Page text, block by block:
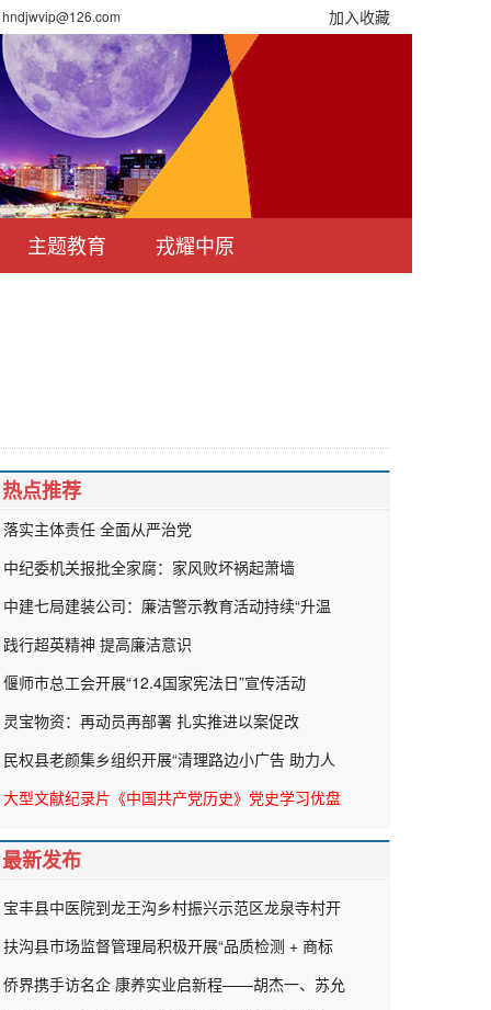
加入收藏
主题教育 戎耀中原
热点推荐
落实主体责任 全面从严治党
中纪委机关报批全家腐：家风败坏祸起萧墙
中建七局建装公司：廉洁警示教育活动持续“升温
践行超英精神 提高廉洁意识
偃师市总工会开展“12.4国家宪法日”宣传活动
灵宝物资：再动员再部署 扎实推进以案促改
民权县老颜集乡组织开展“清理路边小广告 助力人
大型文献纪录片《中国共产党历史》党史学习优盘
最新发布
宝丰县中医院到龙王沟乡村振兴示范区龙泉寺村开
扶沟县市场监督管理局积极开展“品质检测 + 商标
侨界携手访名企 康养实业启新程——胡杰一、苏允